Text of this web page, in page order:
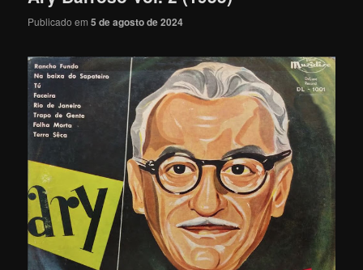
Publicado em5 de agosto de 2024